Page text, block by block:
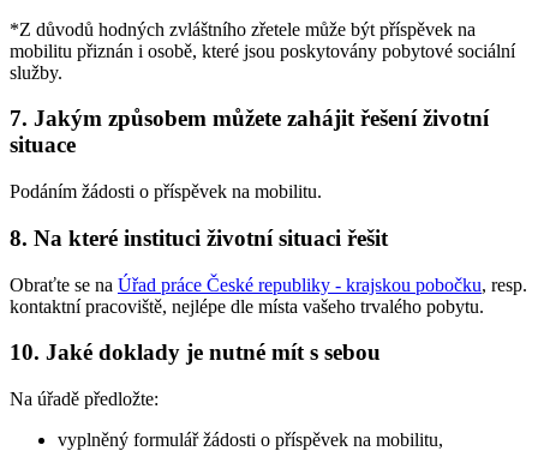
*Z důvodů hodných zvláštního zřetele může být příspěvek na
mobilitu přiznán i osobě, které jsou poskytovány pobytové sociální
služby.
7. Jakým způsobem můžete zahájit řešení životní
situace
Podáním žádosti o příspěvek na mobilitu.
8. Na které instituci životní situaci řešit
Obraťte se na Úřad práce České republiky - krajskou pobočku, resp.
kontaktní pracoviště, nejlépe dle místa vašeho trvalého pobytu.
10. Jaké doklady je nutné mít s sebou
Na úřadě předložte:
vyplněný formulář žádosti o příspěvek na mobilitu,